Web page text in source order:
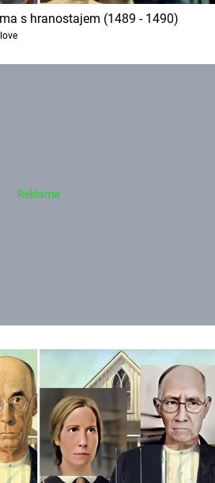
s hranostajem (1489 - 1490)